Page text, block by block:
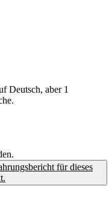
Deutsch, aber 1
für dieses